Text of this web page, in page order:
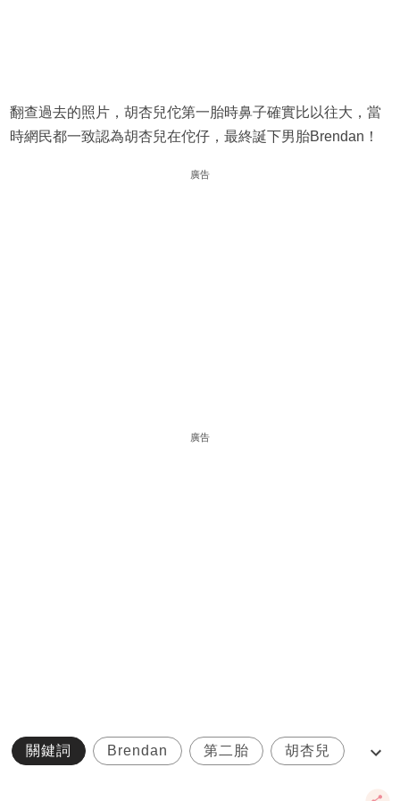
翻查過去的照片，胡杏兒佗第一胎時鼻子確實比以往大，當
時網民都一致認為胡杏兒在佗仔，最終誕下男胎Brendan！
廣告
廣告
關鍵詞 Brendan 第二胎 胡杏兒